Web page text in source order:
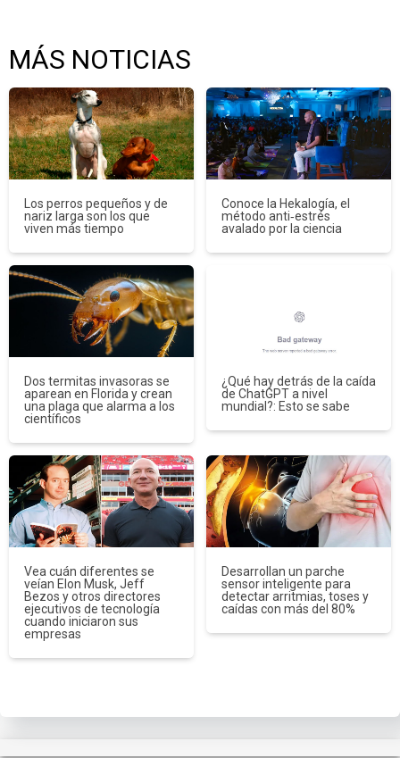
MÁS NOTICIAS
Los perros pequeños y de
nariz larga son los que
viven más tiempo
Conoce la Hekalogía, el
método anti‑estrés
avalado por la ciencia
Dos termitas invasoras se
aparean en Florida y crean
una plaga que alarma a los
científicos
¿Qué hay detrás de la caída
de ChatGPT a nivel
mundial?: Esto se sabe
Vea cuán diferentes se
veían Elon Musk, Jeff
Bezos y otros directores
ejecutivos de tecnología
cuando iniciaron sus
empresas
Desarrollan un parche
sensor inteligente para
detectar arritmias, toses y
caídas con más del 80%